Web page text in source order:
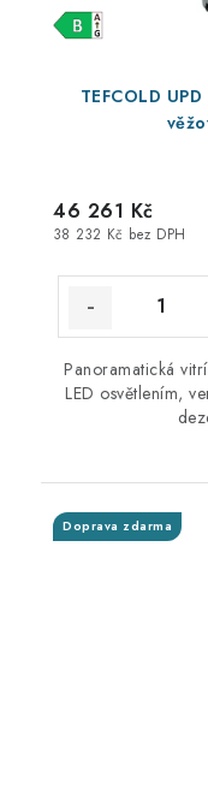
TEFCOLD
38 232 Kč bez DPH
46 261 Kč
Panoramatická
LED osvětlením,
Doprava zdarma